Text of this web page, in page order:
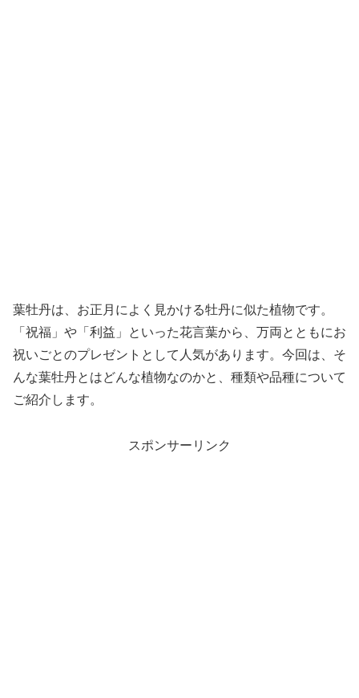
葉牡丹は、お正月によく見かける牡丹に似た植物です。
「祝福」や「利益」といった花言葉から、万両とともにお
祝いごとのプレゼントとして人気があります。今回は、そ
んな葉牡丹とはどんな植物なのかと、種類や品種について
ご紹介します。
スポンサーリンク